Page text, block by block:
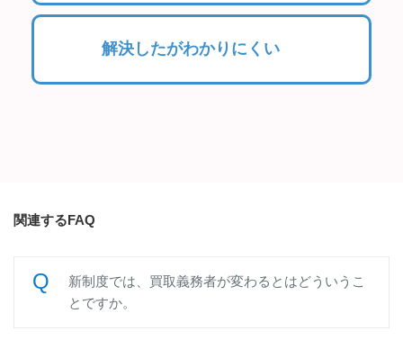
解決したがわかりにくい
関連するFAQ
新制度では、買取義務者が変わるとはどういうこ
とですか。